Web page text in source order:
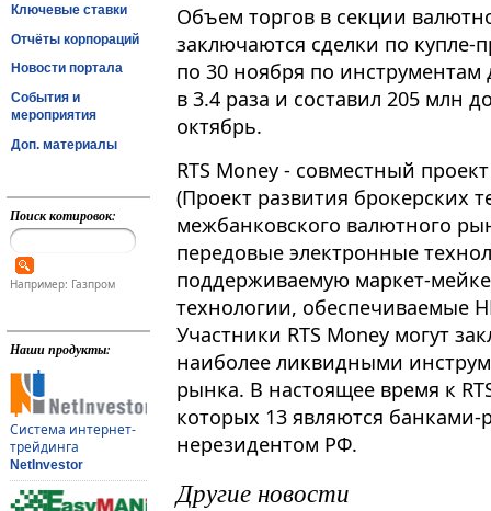
Ключевые ставки
Отчёты корпораций
Новости портала
События и
мероприятия
Доп. материалы
Поиск котировок:
Например: Газпром
Наши продукты:
Система интернет-
трейдинга
NetInvestor
Объем торгов в секции
заключаются сделки по
по 30 ноября по инструментам
в 3.4 раза и составил 205 млн
октябрь.
RTS Money - совместный
(Проект развития брокерских
межбанковского валютного
передовые электронные
поддерживаемую маркет-
технологии, обеспечиваемые
Участники RTS Money могут
наиболее ликвидными
рынка. В настоящее время к
которых 13 являются
нерезидентом РФ.
Другие новости